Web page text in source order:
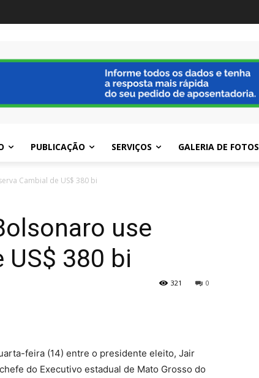
PUBLICAÇÃO SERVIÇOS GALERIA DE FOTOS
Cambial de US$ 380 bi
use
US$ 380 bi
0
321
feira (14) entre o presidente eleito, Jair
do Executivo estadual de Mato Grosso do